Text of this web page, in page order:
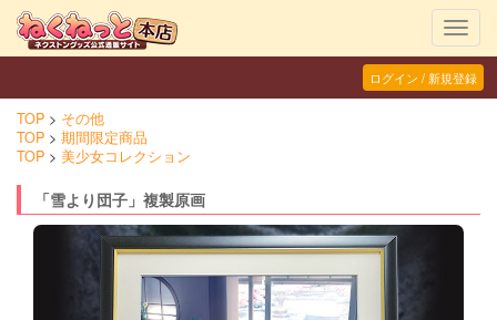
ログイン / 新規登録
TOP
その他
TOP
期間限定商品
TOP
美少女コレクション
「雪より団子」複製原画